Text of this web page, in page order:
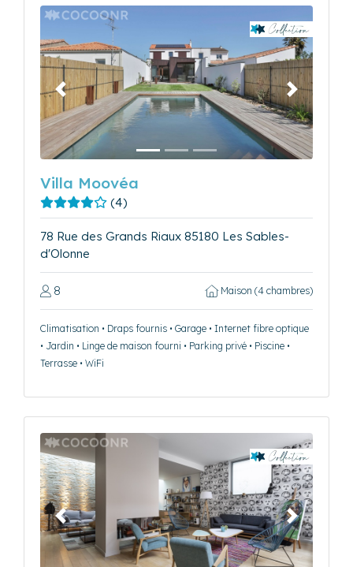
Précédent Suivant
Villa Moovéa
(4)
78 Rue des Grands Riaux 85180 Les Sables-
d'Olonne
8 Maison (4 chambres)
Climatisation • Draps fournis • Garage • Internet fibre optique
• Jardin • Linge de maison fourni • Parking privé • Piscine •
Terrasse • WiFi
Précédent Suivant